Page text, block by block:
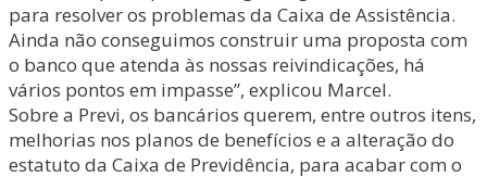
para resolver os problemas da Caixa de Assistência.
Ainda não conseguimos construir uma proposta com
o banco que atenda às nossas reivindicações, há
vários pontos em impasse”, explicou Marcel.
Sobre a Previ, os bancários querem, entre outros itens,
melhorias nos planos de benefícios e a alteração do
estatuto da Caixa de Previdência, para acabar com o